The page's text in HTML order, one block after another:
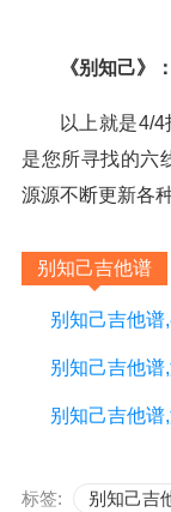
《别知己》
以上就是4/
是您所寻找的六
源源不断更新各
别知己吉他谱
标签: 别知己吉